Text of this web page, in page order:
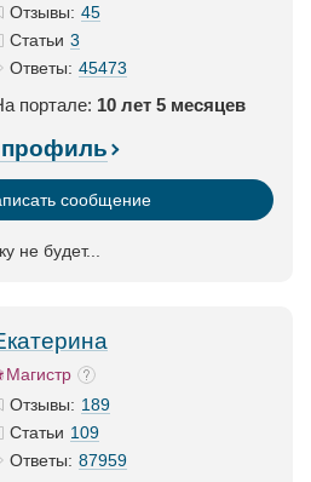
Отзывы: 45
Статьи 3
Ответы: 45473
портале: 10 лет 5 месяцев
сообщение
не будет...
Магистр
Отзывы: 189
Статьи 109
Ответы: 87959